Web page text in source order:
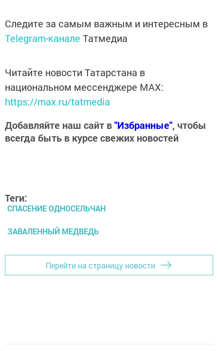
Следите за самым важным и интересным в
Telegram-канале Татмедиа
Читайте новости Татарстана в
национальном мессенджере MАХ:
https://max.ru/tatmedia
Добавляйте наш сайт в"Избранные", чтобы
всегда быть в курсе свежих новостей
Теги:
СПАСЕНИЕ ОДНОСЕЛЬЧАН
ЗАВАЛЕННЫЙ МЕДВЕДЬ
Перейти на страницу новости